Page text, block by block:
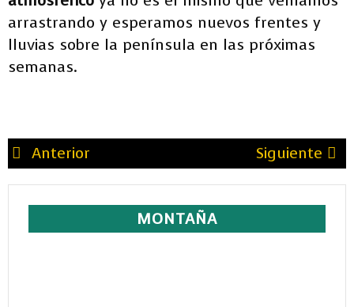
arrastrando y esperamos nuevos frentes y
lluvias sobre la península en las próximas
semanas.
Anterior Siguiente
MONTAÑA